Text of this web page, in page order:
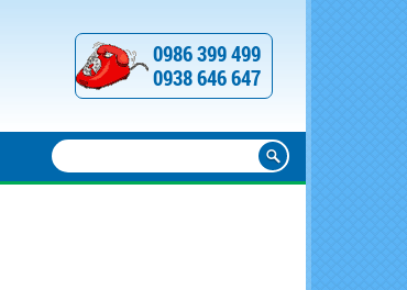
0986 399 499
0938 646 647